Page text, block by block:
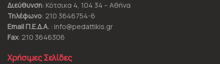
Διεύθυνση: Κότσικα 4, 104 34 – Αθήνα
Τηλέφωνο: 210 3646754-6
Email Π.Ε.Δ.Α. : info@pedattikis.gr
Fax: 210 3646306
Χρήσιμες Σελίδες